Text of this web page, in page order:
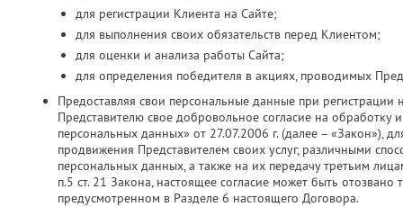
для регистрации Клиента на Сайте;
для выполнения своих обязательств перед Клиентом;
для оценки и анализа работы Сайта;
для определения победителя в акциях, проводимых
Предоставляя свои персональные данные при
Представителю свое добровольное согласие на обработку
персональных данных» от 27.07.2006 г. (далее – «Закон»),
продвижения Представителем своих услуг, различными
персональных данных, а также на их передачу третьим
п.5 ст. 21 Закона, настоящее согласие может быть
предусмотренном в Разделе 6 настоящего Договора.